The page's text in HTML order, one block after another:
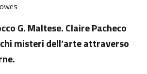
G. Maltese. Claire Pacheco
misteri dell’arte attraverso